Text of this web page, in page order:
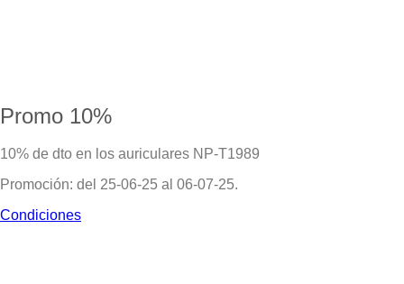
Promo 10%
10% de dto en los auriculares NP-T1989
Promoción: del 25-06-25 al 06-07-25.
Condiciones